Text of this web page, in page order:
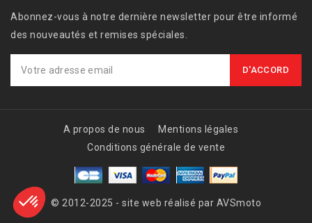
Abonnez-vous à notre dernière newsletter pour être informé
des nouveautés et remises spéciales.
A propos de nous
Mentions légales
Conditions générale de vente
© 2012-2025 - site web réalisé par AVSmoto